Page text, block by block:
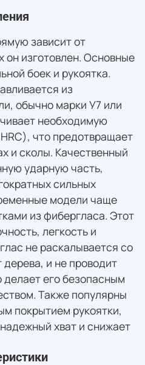
зависит от
он изготовлен. Основные
боек и рукоятка.
из
обычно марки У7 или
необходимую
что предотвращает
и сколы. Качественный
ударную часть,
сильных
модели чаще
из фибергласа. Этот
легкость и
не раскалывается со
и не проводит
делает его безопасным
Также популярны
покрытием рукоятки,
хват и снижает